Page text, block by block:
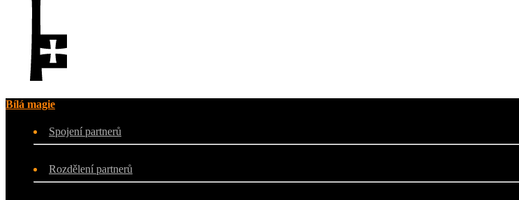
Bílá magie
Spojení partnerů
Rozdělení partnerů